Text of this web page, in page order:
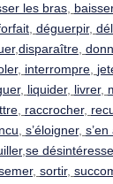
les bras,
, déguerpir,
,disparaître,
, interrompre,
, liquider, livrer,
, raccrocher,
, s’éloigner, s’en
,se
, sortir,